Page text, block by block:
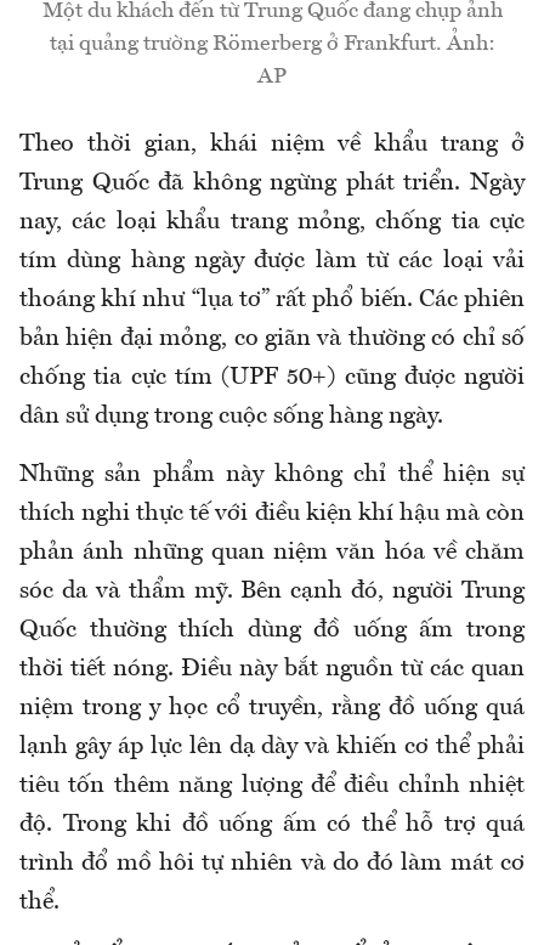
Một du khách đến từ Trung Quốc đang chụp ảnh
tại quảng trường Römerberg ở Frankfurt. Ảnh:
AP
Theo thời gian, khái niệm về khẩu trang ở
Trung Quốc đã không ngừng phát triển. Ngày
nay, các loại khẩu trang mỏng, chống tia cực
tím dùng hàng ngày được làm từ các loại vải
thoáng khí như “lụa tơ” rất phổ biến. Các phiên
bản hiện đại mỏng, co giãn và thường có chỉ số
chống tia cực tím (UPF 50+) cũng được người
dân sử dụng trong cuộc sống hàng ngày.
Những sản phẩm này không chỉ thể hiện sự
thích nghi thực tế với điều kiện khí hậu mà còn
phản ánh những quan niệm văn hóa về chăm
sóc da và thẩm mỹ. Bên cạnh đó, người Trung
Quốc thường thích dùng đồ uống ấm trong
thời tiết nóng. Điều này bắt nguồn từ các quan
niệm trong y học cổ truyền, rằng đồ uống quá
lạnh gây áp lực lên dạ dày và khiến cơ thể phải
tiêu tốn thêm năng lượng để điều chỉnh nhiệt
độ. Trong khi đồ uống ấm có thể hỗ trợ quá
trình đổ mồ hôi tự nhiên và do đó làm mát cơ
thể.